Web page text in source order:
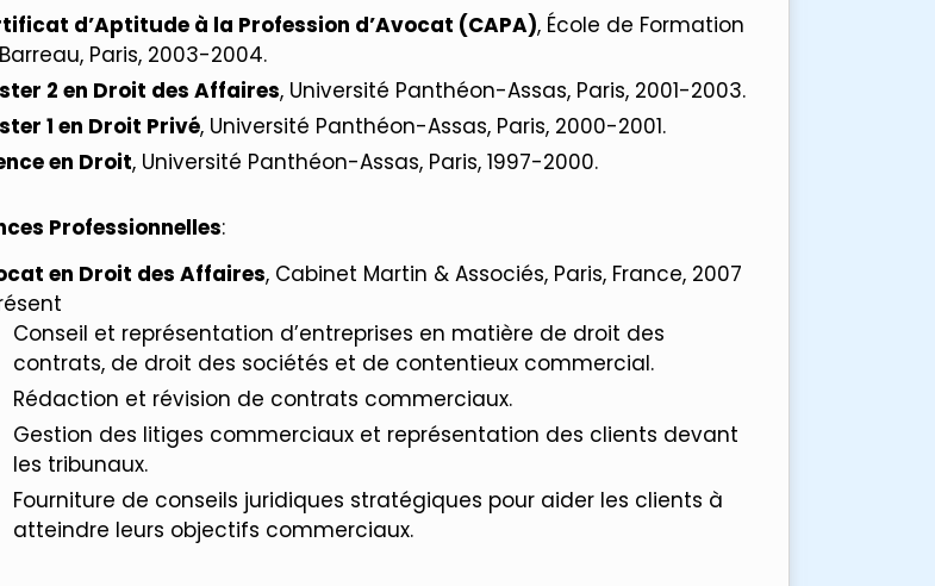
d’Aptitude à la Profession d’Avocat (CAPA), École de Formation
Paris, 2003-2004.
2 en Droit des Affaires, Université Panthéon-Assas, Paris, 2001-2003.
1 en Droit Privé, Université Panthéon-Assas, Paris, 2000-2001.
en Droit, Université Panthéon-Assas, Paris, 1997-2000.
Professionnelles:
en Droit des Affaires, Cabinet Martin & Associés, Paris, France, 2007
Conseil et représentation d’entreprises en matière de droit des
contrats, de droit des sociétés et de contentieux commercial.
Rédaction et révision de contrats commerciaux.
Gestion des litiges commerciaux et représentation des clients devant
les tribunaux.
Fourniture de conseils juridiques stratégiques pour aider les clients à
atteindre leurs objectifs commerciaux.